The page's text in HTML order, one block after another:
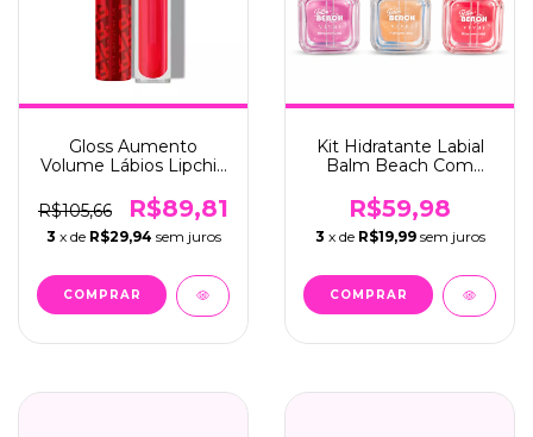
Gloss Aumento
Volume Lábios Lipchilli
R$105,66
R$89,81
3 x de R$29,94 sem juros
Kit Hidratante Labial
Balm Beach Com
(3133.1.1)
R$59,98
3 x de R$19,99 sem juros